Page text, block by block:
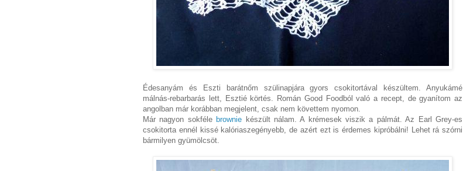
Édesanyám és Eszti barátnőm szülinapjára gyors csokitortával készültem. Anyukámé
málnás-rebarbarás lett, Esztié körtés. Román Good Foodból való a recept, de gyanítom az
angolban már korábban megjelent, csak nem követtem nyomon.
Már nagyon sokféle brownie készült nálam. A krémesek viszik a pálmát. Az Earl Grey-es
csokitorta ennél kissé kalóriaszegényebb, de azért ezt is érdemes kipróbálni! Lehet rá szórni
bármilyen gyümölcsöt.